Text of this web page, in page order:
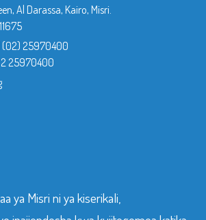
Al Darassa, Kairo, Misri.
(02) 25970400
25970400
ya Misri ni ya kiserikali,